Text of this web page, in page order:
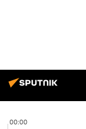
00:00